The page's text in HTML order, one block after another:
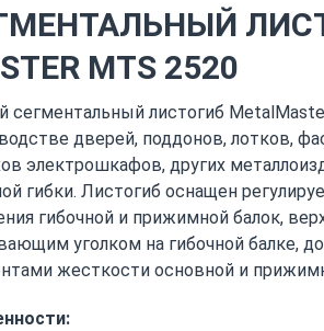
MTS 2520
сегментальный листогиб
дверей, поддонов, лотков,
электрошкафов, других
гибки. Листогиб оснащен
гибочной и прижимной балок,
уголком на гибочной балке,
жесткости основной и